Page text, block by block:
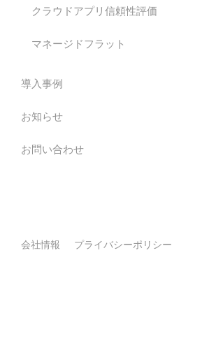
クラウドアプリ信頼性評価
マネージドフラット
導入事例
お知らせ
お問い合わせ
会社情報 プライバシーポリシー